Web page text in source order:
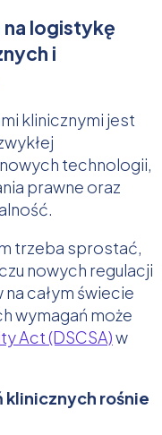
logistykę
i
klinicznymi jest
technologii,
prawne oraz
trzeba sprostać,
nowych regulacji
całym świecie
wymagań może
Act (DSCSA)w
klinicznych rośnie